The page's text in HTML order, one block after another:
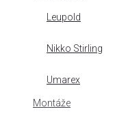
Leupold
Nikko Stirling
Umarex
Montáže